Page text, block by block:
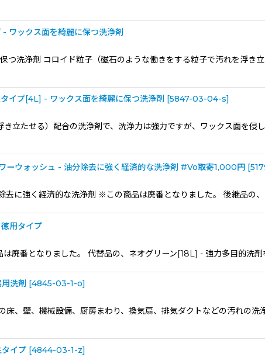
- ワックス面を綺麗に保つ洗浄剤
つ洗浄剤 コロイド粒子（磁石のような働きをする粒子で汚れを浮き
イプ[4L] - ワックス面を綺麗に保つ洗浄剤 [5847-03-04-s]
立たせる）配合の洗浄剤で、洗浄力は強力ですが、ワックス面を侵
ーウォッシュ - 油分除去に強く経済的な洗浄剤 #Vo取寄1,000円 [
去に強く経済的な洗浄剤 ※この商品は廃番となりました。 後継品
用タイプ
廃番となりました。 代替品の、ネオグリーン[18L] - 強力多目的洗剤
洗剤 [4845-03-1-o]
、壁、機械設備、厨房まわり、換気扇、排気ダクトなどの汚れの
イプ [4844-03-1-z]